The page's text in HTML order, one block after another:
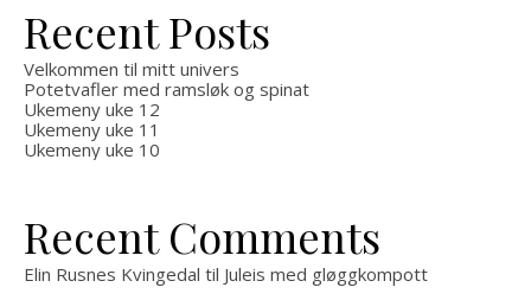
Recent Posts
Velkommen til mitt univers
Potetvafler med ramsløk og spinat
Ukemeny uke 12
Ukemeny uke 11
Ukemeny uke 10
Recent Comments
Elin Rusnes Kvingedal til Juleis med gløggkompott